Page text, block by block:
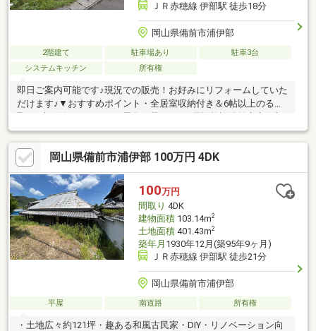
ＪＲ赤穂線 伊部駅 徒歩18分
岡山県備前市浦伊部
2階建て 駐車場あり
駐車3台
システムキッチン
所有権
即日ご案内可能です♪現況での販売！お好みにリフォームしていた
だけます♪▼おすすめポイント・全居室収納付き＆6帖以上のる間
小学校まで徒歩7分 （約550ｍ）備前市立備前中学校まで徒歩13
分 （約1000ｍ）マルナカ備前店まで徒歩18分 （約1400ｍ）セ
ブンイレブン 備前伊部店まで徒歩14分 （約1100ｍ）＼おウチ探
しはケイアイエポックメイキング（株）にお任せください！／☆
幅広いご紹介♪気になる物件を一括でご紹介させていただきます！
☆住宅ローン相談無料対応！秘密厳守にて親身にご対応します！
☆土日平日夜でもご対応可能です！
岡山県備前市浦伊部 100万円 4DK
100万円
間取り 4DK
建物面積103.14m2
土地面積401.43m2
築年月 1930年12月(築95年9ヶ月)
ＪＲ赤穂線 伊部駅 徒歩21分
岡山県備前市浦伊部
平屋 南道路 所有権
・土地広々約121坪・趣ある和風古民家・DIY・リノベーション向